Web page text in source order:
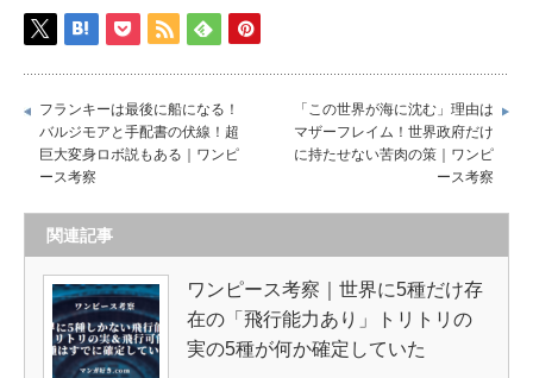
フランキーは最後に船になる！
バルジモアと手配書の伏線！超
巨大変身ロボ説もある｜ワンピ
ース考察
「この世界が海に沈む」理由は
マザーフレイム！世界政府だけ
に持たせない苦肉の策｜ワンピ
ース考察
関連記事
ワンピース考察｜世界に5種だけ存
在の「飛行能力あり」トリトリの
実の5種が何か確定していた